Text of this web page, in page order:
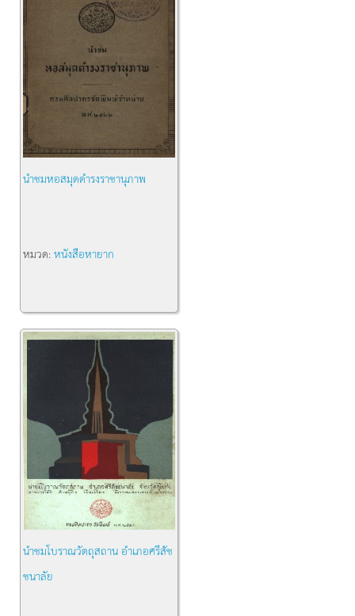
นำชมหอสมุดดำรงราชานุภาพ
หมวด:หนังสือหายาก
นำชมโบราณวัตถุสถาน อำเภอศรีสัช
ชนาลัย